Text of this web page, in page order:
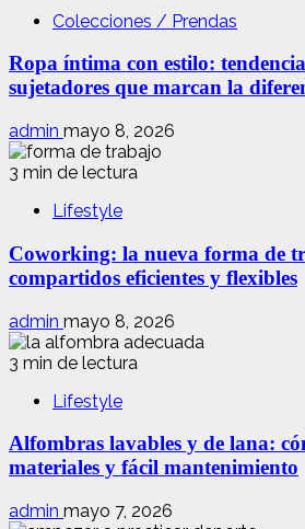
Colecciones / Prendas
Ropa íntima con estilo:
sujetadores que marcan la
admin mayo 8, 2026
3 min de lectura
Lifestyle
Coworking: la nueva forma de
compartidos eficientes y flexibles
admin mayo 8, 2026
3 min de lectura
Lifestyle
Alfombras lavables y de lana:
materiales y fácil mantenimiento
admin mayo 7, 2026